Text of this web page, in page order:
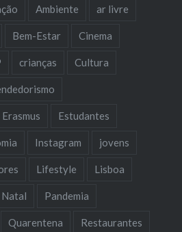
Ambiente ar livre
Bem-Estar Cinema
crianças Cultura
Erasmus Estudantes
Instagram jovens
Lifestyle Lisboa
Natal Pandemia
Quarentena Restaurantes